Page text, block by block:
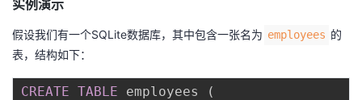
学
堂
持
我
实例演示
假设我们有一个SQLite数据库，其中包含一张名为 employees 的
表，结构如下：
CREATE TABLE employees
(